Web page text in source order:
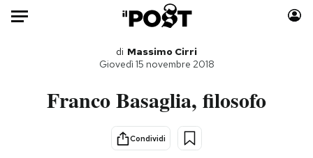
Auto
Libri
di Massimo Cirri
Giovedì 15 novembre 2018
Franco Basaglia, filosofo
Condividi